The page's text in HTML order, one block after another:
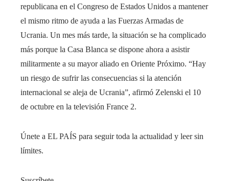
republicana en el Congreso de Estados Unidos a mantener
el mismo ritmo de ayuda a las Fuerzas Armadas de
Ucrania. Un mes más tarde, la situación se ha complicado
más porque la Casa Blanca se dispone ahora a asistir
militarmente a su mayor aliado en Oriente Próximo. “Hay
un riesgo de sufrir las consecuencias si la atención
internacional se aleja de Ucrania”, afirmó Zelenski el 10
de octubre en la televisión France 2.
Únete a EL PAÍS para seguir toda la actualidad y leer sin
límites.